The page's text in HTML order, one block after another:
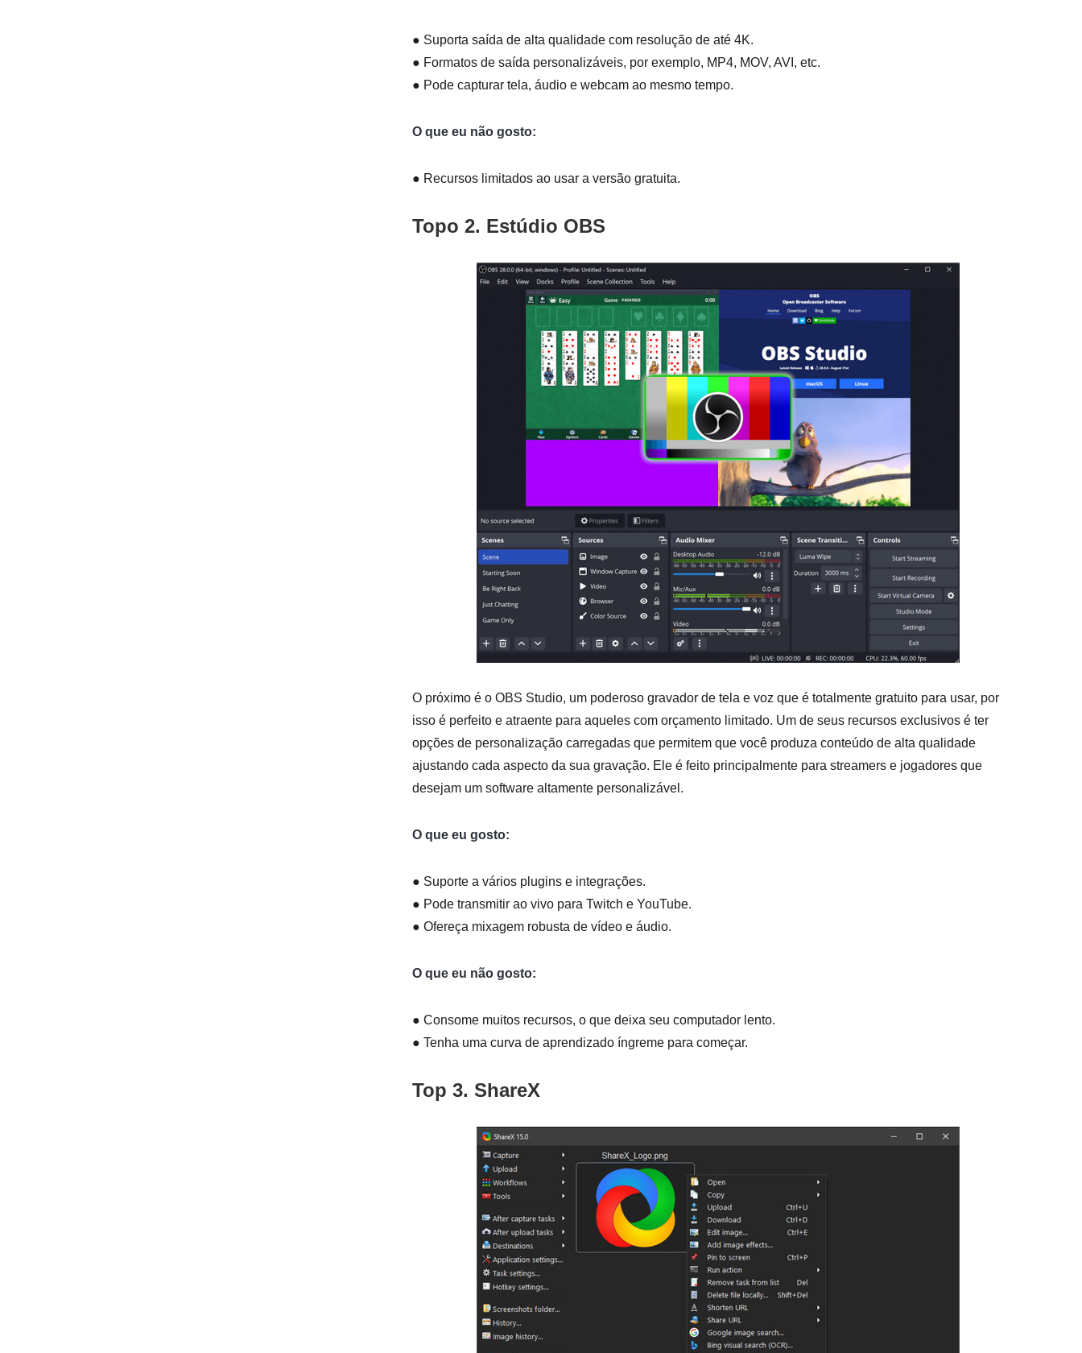
● Suporta saída de alta qualidade com resolução de até 4K.
● Formatos de saída personalizáveis, por exemplo, MP4, MOV, AVI, etc.
● Pode capturar tela, áudio e webcam ao mesmo tempo.
O que eu não gosto:
● Recursos limitados ao usar a versão gratuita.
Topo 2. Estúdio OBS
O próximo é o OBS Studio, um poderoso gravador de tela e voz que é totalmente gratuito para usar, por
isso é perfeito e atraente para aqueles com orçamento limitado. Um de seus recursos exclusivos é ter
opções de personalização carregadas que permitem que você produza conteúdo de alta qualidade
ajustando cada aspecto da sua gravação. Ele é feito principalmente para streamers e jogadores que
desejam um software altamente personalizável.
O que eu gosto:
● Suporte a vários plugins e integrações.
● Pode transmitir ao vivo para Twitch e YouTube.
● Ofereça mixagem robusta de vídeo e áudio.
O que eu não gosto:
● Consome muitos recursos, o que deixa seu computador lento.
● Tenha uma curva de aprendizado íngreme para começar.
Top 3. ShareX